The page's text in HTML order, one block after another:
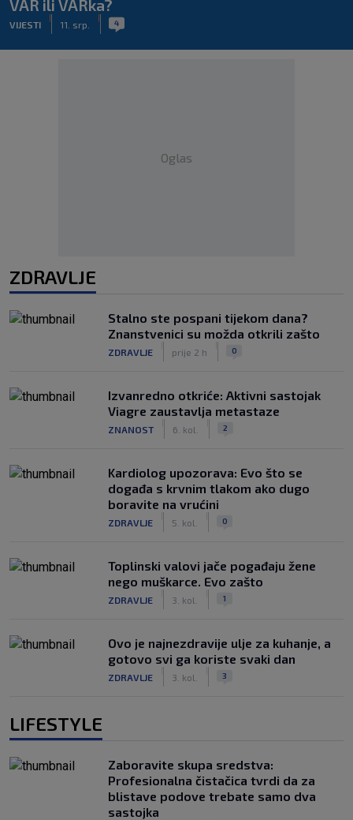
VAR ili VARka?
VIJESTI 11. srp. 4
Oglas
ZDRAVLJE
Stalno ste pospani tijekom dana?
Znanstvenici su možda otkrili zašto
ZDRAVLJE prije 2 h 0
Izvanredno otkriće: Aktivni sastojak
Viagre zaustavlja metastaze
ZNANOST 6. kol. 2
Kardiolog upozorava: Evo što se
događa s krvnim tlakom ako dugo
boravite na vrućini
ZDRAVLJE 5. kol. 0
Toplinski valovi jače pogađaju žene
nego muškarce. Evo zašto
ZDRAVLJE 3. kol. 1
Ovo je najnezdravije ulje za kuhanje, a
gotovo svi ga koriste svaki dan
ZDRAVLJE 3. kol. 3
LIFESTYLE
Zaboravite skupa sredstva:
Profesionalna čistačica tvrdi da za
blistave podove trebate samo dva
sastojka